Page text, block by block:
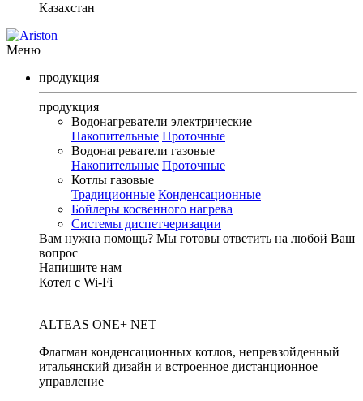
Казахстан
Меню
продукция
продукция
Водонагреватели электрические
Накопительные Проточные
Водонагреватели газовые
Накопительные Проточные
Котлы газовые
Традиционные Конденсационные
Бойлеры косвенного нагрева
Системы диспетчеризации
Вам нужна помощь? Мы готовы ответить на любой Ваш
вопрос
Напишите нам
Котел с Wi-Fi
ALTEAS ONE+ NET
Флагман конденсационных котлов, непревзойденный
итальянский дизайн и встроенное дистанционное
управление